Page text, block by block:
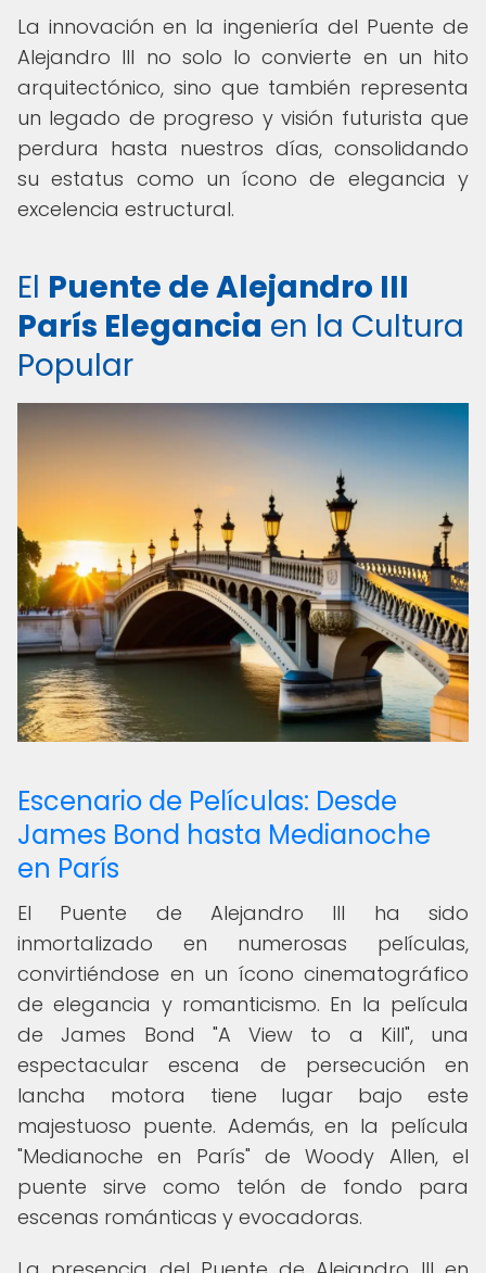
La innovación en la ingeniería del Puente de
Alejandro III no solo lo convierte en un hito
arquitectónico, sino que también representa
un legado de progreso y visión futurista que
perdura hasta nuestros días, consolidando
su estatus como un ícono de elegancia y
excelencia estructural.
El Puente de Alejandro III
París Elegancia en la Cultura
Popular
Escenario de Películas: Desde
James Bond hasta Medianoche
en París
El Puente de Alejandro III ha sido
inmortalizado en numerosas películas,
convirtiéndose en un ícono cinematográfico
de elegancia y romanticismo. En la película
de James Bond "A View to a Kill", una
espectacular escena de persecución en
lancha motora tiene lugar bajo este
majestuoso puente. Además, en la película
"Medianoche en París" de Woody Allen, el
puente sirve como telón de fondo para
escenas románticas y evocadoras.